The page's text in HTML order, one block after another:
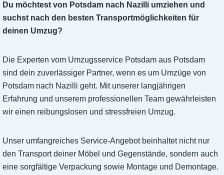
Du möchtest von Potsdam nach Nazilli umziehen und
suchst nach den besten Transportmöglichkeiten für
deinen Umzug?
Die Experten vom Umzugsservice Potsdam aus Potsdam
sind dein zuverlässiger Partner, wenn es um Umzüge von
Potsdam nach Nazilli geht. Mit unserer langjährigen
Erfahrung und unserem professionellen Team gewährleisten
wir einen reibungslosen und stressfreien Umzug.
Unser umfangreiches Service-Angebot beinhaltet nicht nur
den Transport deiner Möbel und Gegenstände, sondern auch
eine sorgfältige Verpackung sowie Montage und Demontage.